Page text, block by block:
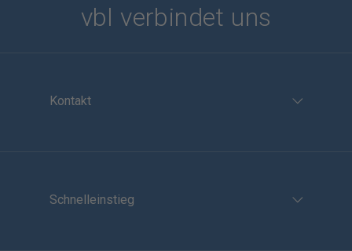
vbl verbindet uns
Kontakt
Schnelleinstieg